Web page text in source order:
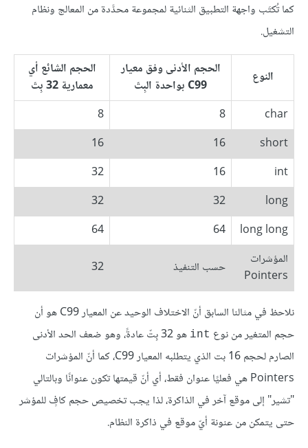
كما تُكتَب واجهة التطبيق الثنائية لمجموعة محدَّدة من المعالج ونظام
التشغيل.
النوع
الحجم الأدنى وفق معيار
C99 بواحدة البِتّ
الحجم الشائع أي
معمارية 32 بِتّ
char
8
8
short
16
16
int
16
32
long
32
32
long long
64
64
المؤشرات
Pointers
حسب التنفيذ 32
نلاحظ في مثالنا السابق أنّ الاختلاف الوحيد عن المعيار C99 هو أن
حجم المتغير من نوع int
هو 32 بِتّ عادةً، وهو ضعف الحد الأدنى
الصارم لحجم 16 بت الذي يتطلبه المعيار C99، كما أنّ المؤشرات
Pointers هي فعليًا عنوان فقط، أي أنّ قيمتها تكون عنوانًا وبالتالي
"تشير" إلى موقع آخر في الذاكرة، لذا يجب تخصيص حجم كافٍ للمؤشر
حتى يتمكن من عنونة أيّ موقع في ذاكرة النظام.